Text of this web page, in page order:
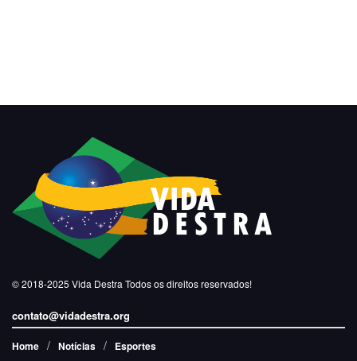
© 2018-2025 Vida Destra Todos os direitos reservados!
contato@vidadestra.org
Home Notícias Esportes